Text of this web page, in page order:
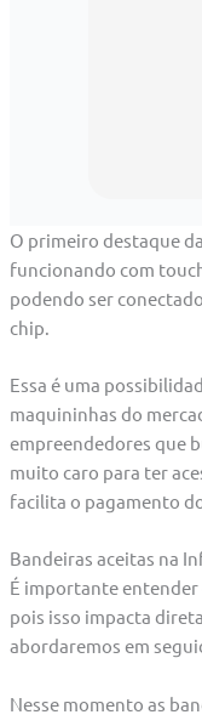
O primeiro destaque da
funcionando com
podendo ser
chip.
Essa é uma
maquininhas do
empreendedores que
muito caro para ter
facilita o pagamento
Bandeiras aceitas na
É importante entender
pois isso impacta
abordaremos em
Nesse momento as